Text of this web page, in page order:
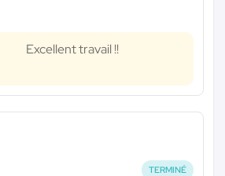
Excellent travail !!
TERMINÉ